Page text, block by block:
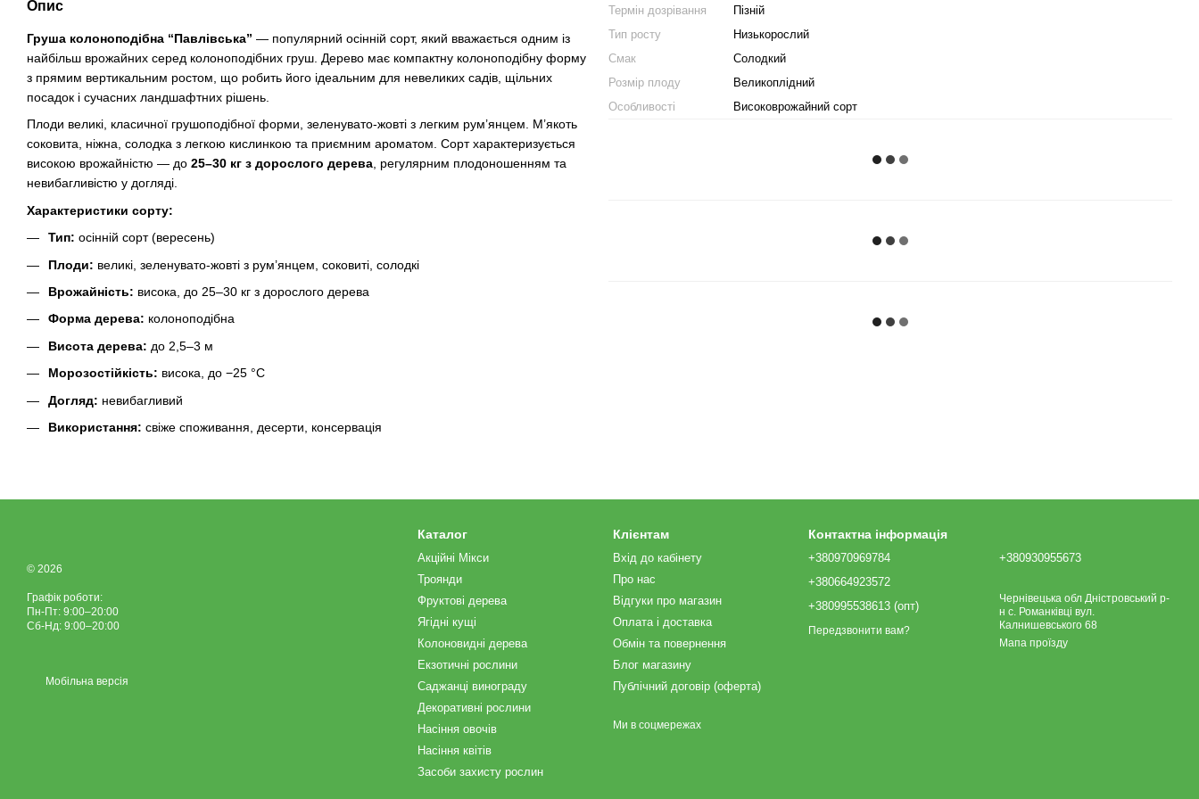
Опис
Груша колоноподібна “Павлівська” — популярний осінній сорт, який вважається одним із
найбільш врожайних серед колоноподібних груш. Дерево має компактну колоноподібну форму
з прямим вертикальним ростом, що робить його ідеальним для невеликих садів, щільних
посадок і сучасних ландшафтних рішень.
Плоди великі, класичної грушоподібної форми, зеленувато-жовті з легким рум’янцем. М’якоть
соковита, ніжна, солодка з легкою кислинкою та приємним ароматом. Сорт характеризується
високою врожайністю — до 25–30 кг з дорослого дерева, регулярним плодоношенням та
невибагливістю у догляді.
Характеристики сорту:
Тип: осінній сорт (вересень)
Плоди: великі, зеленувато-жовті з рум’янцем, соковиті, солодкі
Врожайність: висока, до 25–30 кг з дорослого дерева
Форма дерева: колоноподібна
Висота дерева: до 2,5–3 м
Морозостійкість: висока, до −25 °C
Догляд: невибагливий
Використання: свіже споживання, десерти, консервація
Термін дозрівання
Пізній
Тип росту
Низькорослий
Смак
Солодкий
Розмір плоду
Великоплідний
Особливості
Високоврожайний сорт
© 2026
Графік роботи:
Пн-Пт: 9:00–20:00
Сб-Нд: 9:00–20:00
Мобільна версія
Каталог
Акційні Мікси
Троянди
Фруктові дерева
Ягідні кущі
Колоновидні дерева
Екзотичні рослини
Саджанці винограду
Декоративні рослини
Насіння овочів
Насіння квітів
Засоби захисту рослин
Клієнтам
Вхід до кабінету
Про нас
Відгуки про магазин
Оплата і доставка
Обмін та повернення
Блог магазину
Публічний договір (оферта)
Ми в соцмережах
Контактна інформація
+380970969784
+380664923572
+380995538613 (опт)
Передзвонити вам?
+380930955673
Чернівецька обл Дністровський р-
н с. Романківці вул.
Калнишевського 68
Мапа проїзду